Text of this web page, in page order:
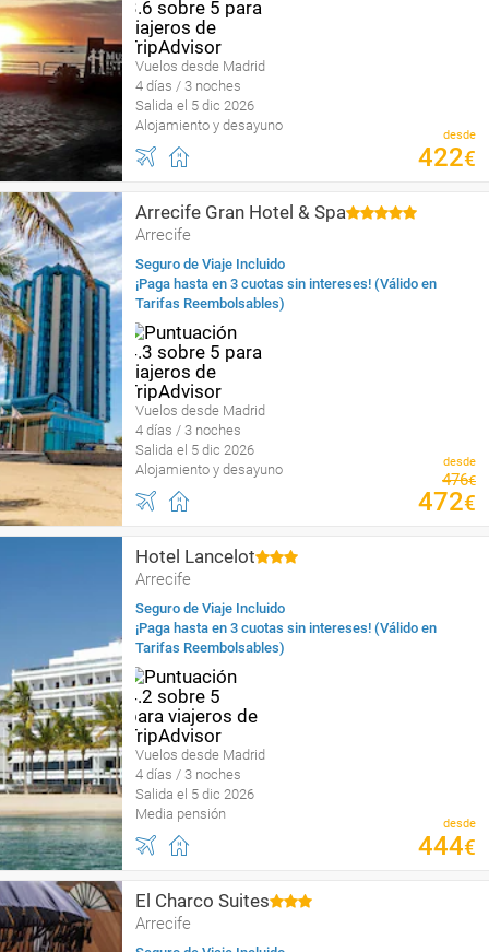
Vuelos desde Madrid
4 días / 3 noches
Salida el 5 dic 2026
Alojamiento y desayuno
desde
422€
Arrecife Gran Hotel & Spa
Arrecife
Seguro de Viaje Incluido
¡Paga hasta en 3 cuotas sin intereses! (Válido en
Tarifas Reembolsables)
Vuelos desde Madrid
4 días / 3 noches
Salida el 5 dic 2026
Alojamiento y desayuno
desde
476€
472€
Hotel Lancelot
Arrecife
Seguro de Viaje Incluido
¡Paga hasta en 3 cuotas sin intereses! (Válido en
Tarifas Reembolsables)
Vuelos desde Madrid
4 días / 3 noches
Salida el 5 dic 2026
Media pensión
desde
444€
El Charco Suites
Arrecife